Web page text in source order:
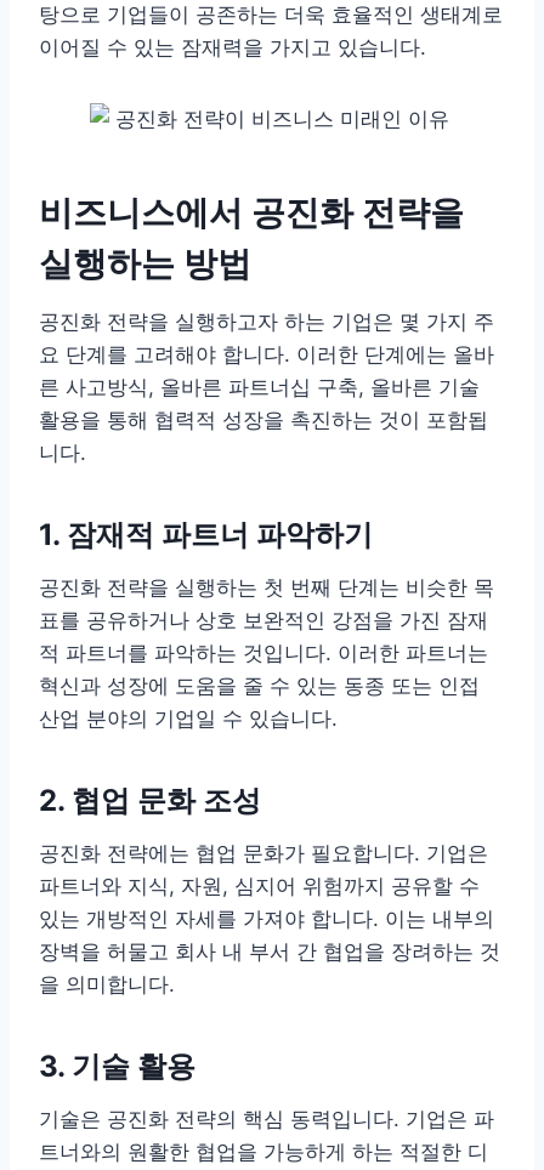
탕으로 기업들이 공존하는 더욱 효율적인 생태계로
이어질 수 있는 잠재력을 가지고 있습니다.
비즈니스에서 공진화 전략을
실행하는 방법
공진화 전략을 실행하고자 하는 기업은 몇 가지 주
요 단계를 고려해야 합니다. 이러한 단계에는 올바
른 사고방식, 올바른 파트너십 구축, 올바른 기술
활용을 통해 협력적 성장을 촉진하는 것이 포함됩
니다.
1. 잠재적 파트너 파악하기
공진화 전략을 실행하는 첫 번째 단계는 비슷한 목
표를 공유하거나 상호 보완적인 강점을 가진 잠재
적 파트너를 파악하는 것입니다. 이러한 파트너는
혁신과 성장에 도움을 줄 수 있는 동종 또는 인접
산업 분야의 기업일 수 있습니다.
2. 협업 문화 조성
공진화 전략에는 협업 문화가 필요합니다. 기업은
파트너와 지식, 자원, 심지어 위험까지 공유할 수
있는 개방적인 자세를 가져야 합니다. 이는 내부의
장벽을 허물고 회사 내 부서 간 협업을 장려하는 것
을 의미합니다.
3. 기술 활용
기술은 공진화 전략의 핵심 동력입니다. 기업은 파
트너와의 원활한 협업을 가능하게 하는 적절한 디